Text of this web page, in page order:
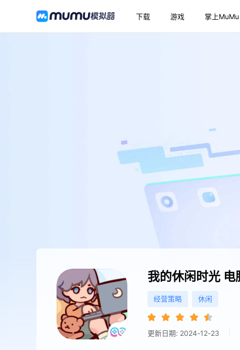
下载 游戏 掌上MuMu
我的休闲时光 电
经营策略 休闲
更新日期: 2024-12-23